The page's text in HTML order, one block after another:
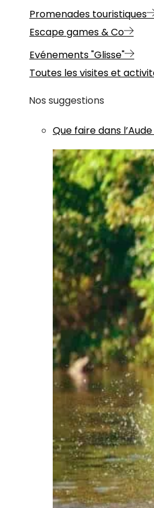
Promenades touristiques
Escape games & Co
Evénements "Glisse"
Toutes les visites et
Nos suggestions
Que faire dans